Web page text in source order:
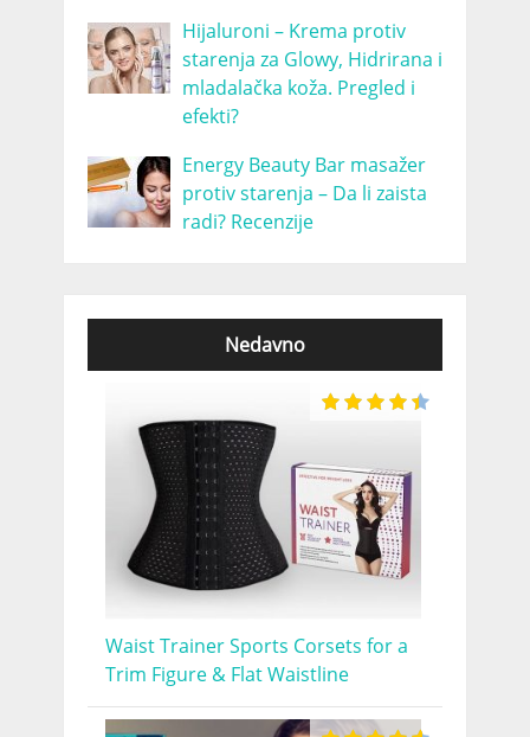
Hijaluroni – Krema protiv
starenja za Glowy, Hidrirana i
mladalačka koža. Pregled i
efekti?
Energy Beauty Bar masažer
protiv starenja – Da li zaista
radi? Recenzije
Nedavno
Waist Trainer Sports Corsets for a
Trim Figure & Flat Waistline